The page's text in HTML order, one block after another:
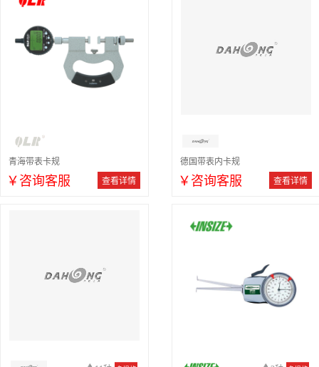
青海带表卡规
￥咨询客服 查看详情
德国带表内卡规
￥咨询客服 查看详情